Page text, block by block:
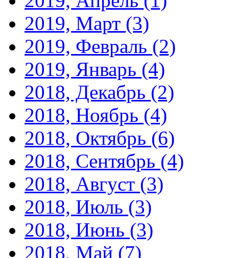
2019, Март (3)
2019, Февраль (2)
2019, Январь (4)
2018, Декабрь (2)
2018, Ноябрь (4)
2018, Октябрь (6)
2018, Сентябрь (4)
2018, Август (3)
2018, Июль (3)
2018, Июнь (3)
2018, Май (7)